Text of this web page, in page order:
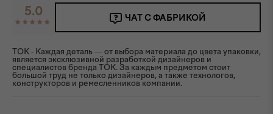
5.0 ЧАТ С ФАБРИКОЙ
TOK - Каждая деталь — от выбора материала до цвета упаковки,
является эксклюзивной разработкой дизайнеров и
специалистов бренда ТОК. За каждым предметом стоит
большой труд не только дизайнеров, а также технологов,
конструкторов и ремесленников компании.